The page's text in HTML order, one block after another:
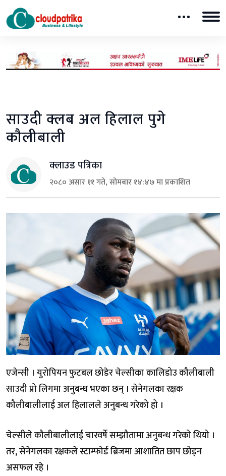
साउदी क्लब अल हिलाल पुगे
कौलीबाली
क्लाउड पत्रिका
२०८० असार ११ गते, सोमबार १४:४७ मा प्रकाशित
एजेन्सी । युरोपियन फुटबल छोडेर चेल्सीका कालिडोउ कौलीबाली
साउदी प्रो लिगमा अनुबन्ध भएका छन् । सेनेगलका रक्षक
कौलीबालीलाई अल हिलालले अनुबन्ध गरेको हो ।
चेल्सीले कौलीबालीलाई चारवर्षे सम्झौतामा अनुबन्ध गरेको थियो ।
तर, सेनेगलका रक्षकले स्टाम्फोर्ड ब्रिजमा आशातित छाप छोड्न
असफल रहे ।